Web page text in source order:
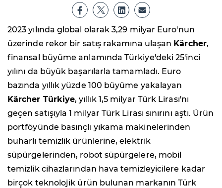
2023 yılında global olarak 3,29 milyar Euro'nun
üzerinde rekor bir satış rakamına ulaşan Kärcher,
finansal büyüme anlamında Türkiye'deki 25'inci
yılını da büyük başarılarla tamamladı. Euro
bazında yıllık yüzde 100 büyüme yakalayan
Kärcher Türkiye, yıllık 1,5 milyar Türk Lirası'nı
geçen satışıyla 1 milyar Türk Lirası sınırını aştı. Ürün
portföyünde basınçlı yıkama makinelerinden
buharlı temizlik ürünlerine, elektrik
süpürgelerinden, robot süpürgelere, mobil
temizlik cihazlarından hava temizleyicilere kadar
birçok teknolojik ürün bulunan markanın Türk